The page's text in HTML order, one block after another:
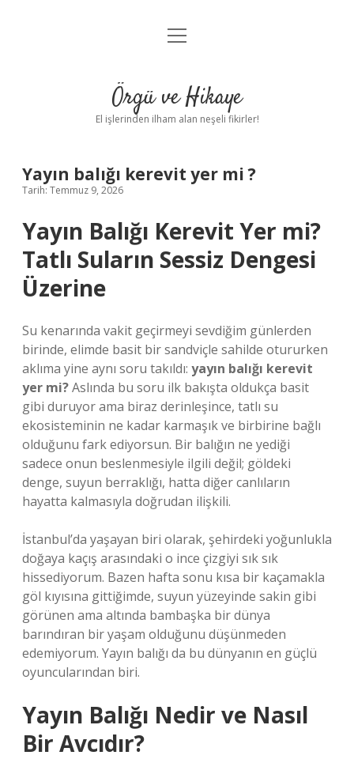
Anasayfa
Yasal Uyarı
menüyü
Örgü ve Hikaye
El işlerinden ilham alan neşeli fikirler!
Yayın balığı kerevit yer mi ?
Tarih: Temmuz 9, 2026
Yayın Balığı Kerevit Yer mi?
Tatlı Suların Sessiz Dengesi
Üzerine
Su kenarında vakit geçirmeyi sevdiğim günlerden
birinde, elimde basit bir sandviçle sahilde otururken
aklıma yine aynı soru takıldı: yayın balığı kerevit
yer mi?Aslında bu soru ilk bakışta oldukça basit
gibi duruyor ama biraz derinleşince, tatlı su
ekosisteminin ne kadar karmaşık ve birbirine bağlı
olduğunu fark ediyorsun. Bir balığın ne yediği
sadece onun beslenmesiyle ilgili değil; göldeki
denge, suyun berraklığı, hatta diğer canlıların
hayatta kalmasıyla doğrudan ilişkili.
İstanbul’da yaşayan biri olarak, şehirdeki yoğunlukla
doğaya kaçış arasındaki o ince çizgiyi sık sık
hissediyorum. Bazen hafta sonu kısa bir kaçamakla
göl kıyısına gittiğimde, suyun yüzeyinde sakin gibi
görünen ama altında bambaşka bir dünya
barındıran bir yaşam olduğunu düşünmeden
edemiyorum. Yayın balığı da bu dünyanın en güçlü
oyuncularından biri.
Yayın Balığı Nedir ve Nasıl
Bir Avcıdır?